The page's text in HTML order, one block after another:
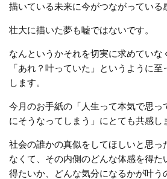
描いている未来に今がつながっている
壮大に描いた夢も嘘ではないです。
なんというかそれを切実に求めていな
「あれ？叶っていた」というように
します。
今月のお手紙の「人生って本気で思っ
にそうなってしまう」にとても共感し
社会の誰かの真似をしてほしいと思っ
なくて、その内側のどんな体感を得た
得たいか、どんな気分になるかが叶う